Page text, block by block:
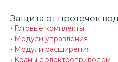
Защита от протечек
• Готовые комплекты
• Модули управления
• Модули расширения
• Краны с электроприводом